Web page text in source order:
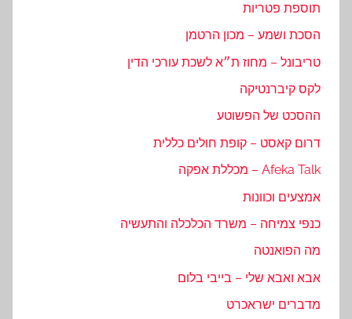
תוספת פטריות
הסכת ושמע – מכון הרטמן
טריבונל – מחוז ת״א לשכת עורכי הדין
לקס קיברנטיקה
ההסכט של הפשוטע
דרום קאסט – קופת חולים כללית
Afeka Talk – מכללת אפקה
אמצעים וכוונות
כנפי צמיחה – משרד הכלכלה והתעשיה
מה הפואנטה
אבא ואבא שלי – בייבי בלום
מדברים ישראכרט